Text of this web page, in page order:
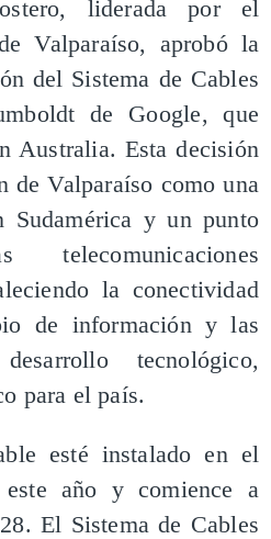
liderada por el
Valparaíso, aprobó la
del Sistema de Cables
de Google, que
Australia. Esta decisión
de Valparaíso como una
Sudamérica y un punto
la conectividad
de información y las
tecnológico,
para el país.
esté instalado en el
año y comience a
El Sistema de Cables